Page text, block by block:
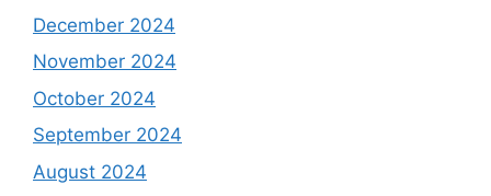
December 2024
November 2024
October 2024
September 2024
August 2024